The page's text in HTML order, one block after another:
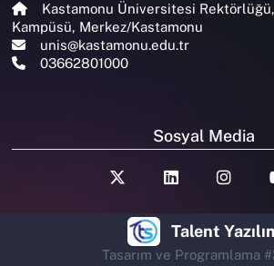
Kastamonu Üniversitesi
Kampüsü, Merkez/Kastamonu
unis@kastamonu.edu.tr
03662801000
Sosyal Media
Talent
Tasarım ve Programlama